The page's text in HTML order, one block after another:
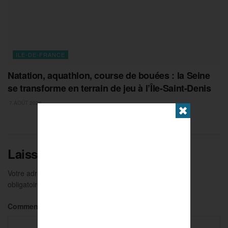
ILE-DE-FRANCE
Natation, aquathlon, course de bouées : la Seine
se transforme en terrain de jeu à l’Île-Saint-Denis
7 AOÛT 2026
Laisser un commentaire
Votre adresse e-mail ne sera pas publiée.
obligatoires sont indiqués avec
Commentaire
✖